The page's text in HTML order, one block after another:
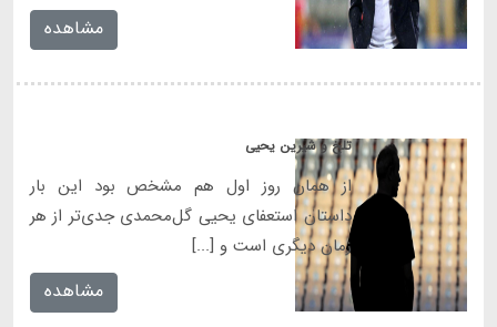
مشاهده
تلخ و شیرین یحیی
از همان روز اول هم مشخص بود این بار
داستان استعفای یحیی گل‌محمدی جدی‌تر از هر
زمان دیگری است و [...]
مشاهده